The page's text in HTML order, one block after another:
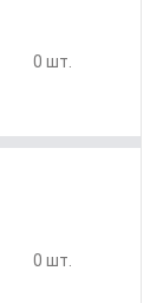
0 шт.
0 шт.